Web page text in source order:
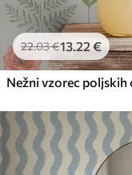
22.03€13.22€